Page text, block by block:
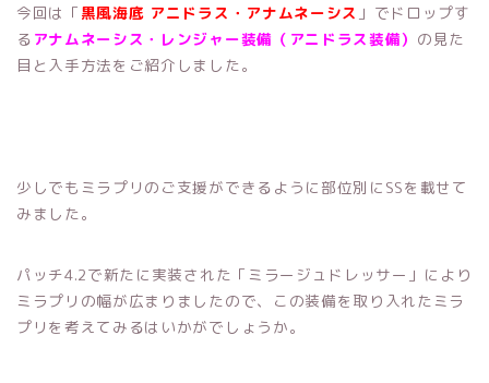
今回は「 黒風海底 アニドラス・アナムネーシス 」でドロップす
る アナムネーシス・レンジャー装備（アニドラス装備） の見た
目と入手方法をご紹介しました。
少しでもミラプリのご支援ができるように部位別にSSを載せて
みました。
パッチ4.2で新たに実装された「ミラージュドレッサー」により
ミラプリの幅が広まりましたので、この装備を取り入れたミラ
プリを考えてみるはいかがでしょうか。